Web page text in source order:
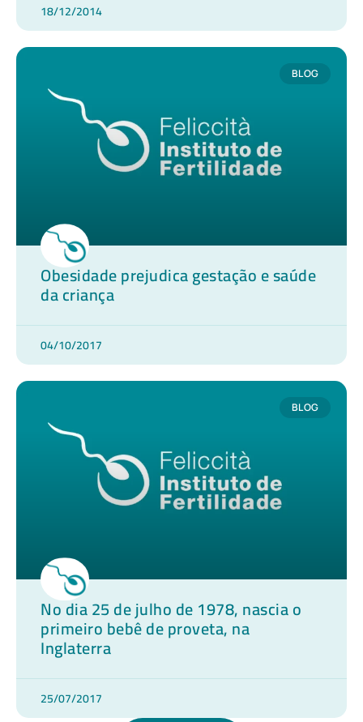
18/12/2014
BLOG
Obesidade prejudica gestação e saúde
da criança
04/10/2017
BLOG
No dia 25 de julho de 1978, nascia o
primeiro bebê de proveta, na
Inglaterra
25/07/2017